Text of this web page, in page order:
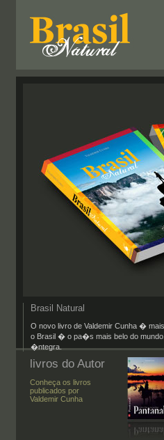
Brasil Natural
O novo livro de Valdemir Cunha �
o Brasil � o pa�s mais belo do
�ntegra.
livros do Autor
Conheça os livros
publicados por
Valdemir Cunha